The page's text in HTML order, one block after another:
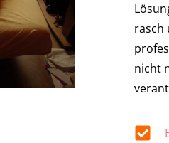
rasch
nicht